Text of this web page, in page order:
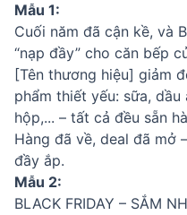
Mẫu 1:
Cuối năm đã cận kề, và
“nạp đầy” cho căn bếp
[Tên thương hiệu] giảm
phẩm thiết yếu: sữa,
hộp,... – tất cả đều sẵn
Hàng đã về, deal đã mở
đầy ắp.
Mẫu 2:
BLACK FRIDAY – SẮM